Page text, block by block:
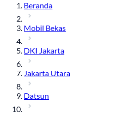
Beranda
Mobil Bekas
DKI Jakarta
Jakarta Utara
Datsun